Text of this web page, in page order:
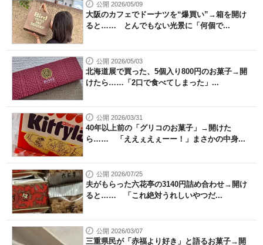
公開 2026/05/09
大阪のカフェでドーナツを“爆買い”→箱を開け
ると…… とんでもない光景に「何個で...
公開 2026/05/03
北海道展で買った、5個入り800円のお菓子→開
けたら……「2口で食べてしまった」...
公開 2026/03/31
40年以上前の「グリコのお菓子」→開けた
ら…… 「ええぇえぇーー！」まさかの中身...
公開 2026/07/25
夫がもらった六花亭の3140円詰め合わせ→開け
ると…… 「これ絶対うれしいやつだ...
公開 2026/03/07
三重県民が「赤福より好き」と語るお菓子→開